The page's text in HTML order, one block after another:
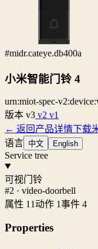
#midr.cateye.db400a
小米智能门铃 4
urn:miot-spec-
版本 v3 v2 v1
← 返回产品详情下载
语言 中文 English
Service tree
可视门铃
#2 · video-doorbell
属性 11动作 1事件 4
Properties